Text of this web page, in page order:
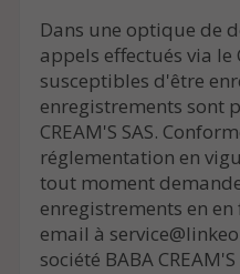
Dans une optique de
appels effectués via
susceptibles d'être
enregistrements sont
CREAM'S SAS.
réglementation en
tout moment
enregistrements en
email à
société BABA CREAM'S